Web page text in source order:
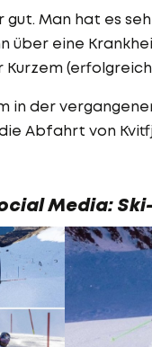
gut. Man hat es
über eine
in der
Abfahrt von
Media: